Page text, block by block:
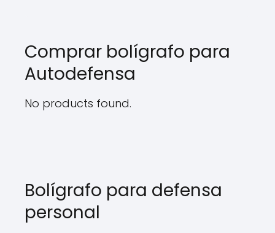
Comprar bolígrafo para
Autodefensa
No products found.
Bolígrafo para defensa
personal